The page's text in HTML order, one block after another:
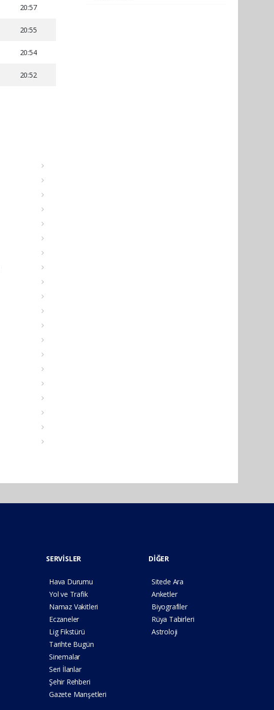
20:57
20:55
20:54
20:52
SERVİSLER
Hava Durumu
Yol ve Trafik
Namaz Vakitleri
Eczaneler
Lig Fikstürü
Tarihte Bugün
Sinemalar
Seri İlanlar
Şehir Rehberi
Gazete Manşetleri
DİĞER
Sitede Ara
Anketler
Biyografiler
Rüya Tabirleri
Astroloji